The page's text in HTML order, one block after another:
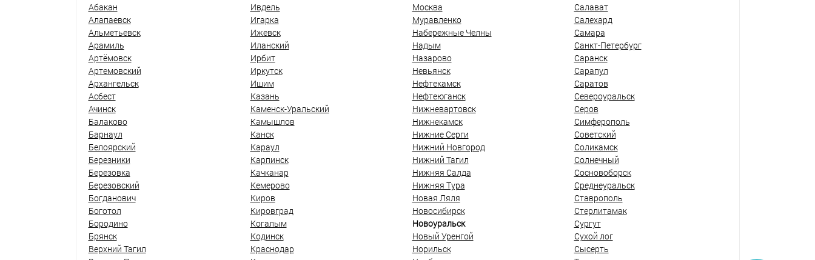
Абакан
Алапаевск
Альметьевск
Арамиль
Артёмовск
Артемовский
Архангельск
Асбест
Ачинск
Балаково
Барнаул
Белоярский
Березники
Березовка
Березовский
Богданович
Боготол
Бородино
Брянск
Верхний Тагил
Ивдель
Игарка
Ижевск
Иланский
Ирбит
Иркутск
Ишим
Казань
Каменск-Уральский
Камышлов
Канск
Караул
Карпинск
Качканар
Кемерово
Киров
Кировград
Когалым
Кодинск
Краснодар
Москва
Муравленко
Набережные Челны
Надым
Назарово
Невьянск
Нефтекамск
Нефтеюганск
Нижневартовск
Нижнекамск
Нижние Серги
Нижний Новгород
Нижний Тагил
Нижняя Салда
Нижняя Тура
Новая Ляля
Новосибирск
Новоуральск
Новый Уренгой
Норильск
Салават
Салехард
Самара
Санкт-Петербург
Саранск
Сарапул
Саратов
Североуральск
Серов
Симферополь
Советский
Соликамск
Солнечный
Сосновоборск
Среднеуральск
Ставрополь
Стерлитамак
Сургут
Сухой лог
Сысерть